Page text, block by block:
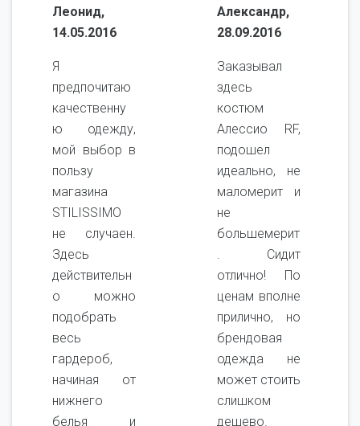
Леонид,
14.05.2016
Я
предпочитаю
качественну
ю одежду,
мой выбор в
пользу
магазина
STILISSIMO
не случаен.
Здесь
действительн
о можно
подобрать
весь
гардероб,
начиная от
нижнего
белья и
Александр,
28.09.2016
Заказывал
здесь
костюм
Алессио RF,
подошел
идеально, не
маломерит и
не
большемерит
. Сидит
отлично! По
ценам вполне
прилично, но
брендовая
одежда не
может стоить
слишком
дешево.